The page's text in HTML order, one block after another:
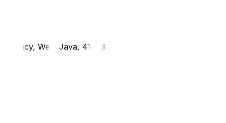
West Java, 41373